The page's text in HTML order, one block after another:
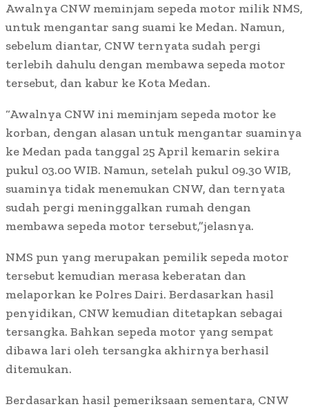
Awalnya CNW meminjam sepeda motor milik NMS,
untuk mengantar sang suami ke Medan. Namun,
sebelum diantar, CNW ternyata sudah pergi
terlebih dahulu dengan membawa sepeda motor
tersebut, dan kabur ke Kota Medan.
“Awalnya CNW ini meminjam sepeda motor ke
korban, dengan alasan untuk mengantar suaminya
ke Medan pada tanggal 25 April kemarin sekira
pukul 03.00 WIB. Namun, setelah pukul 09.30 WIB,
suaminya tidak menemukan CNW, dan ternyata
sudah pergi meninggalkan rumah dengan
membawa sepeda motor tersebut,”jelasnya.
NMS pun yang merupakan pemilik sepeda motor
tersebut kemudian merasa keberatan dan
melaporkan ke Polres Dairi. Berdasarkan hasil
penyidikan, CNW kemudian ditetapkan sebagai
tersangka. Bahkan sepeda motor yang sempat
dibawa lari oleh tersangka akhirnya berhasil
ditemukan.
Berdasarkan hasil pemeriksaan sementara, CNW